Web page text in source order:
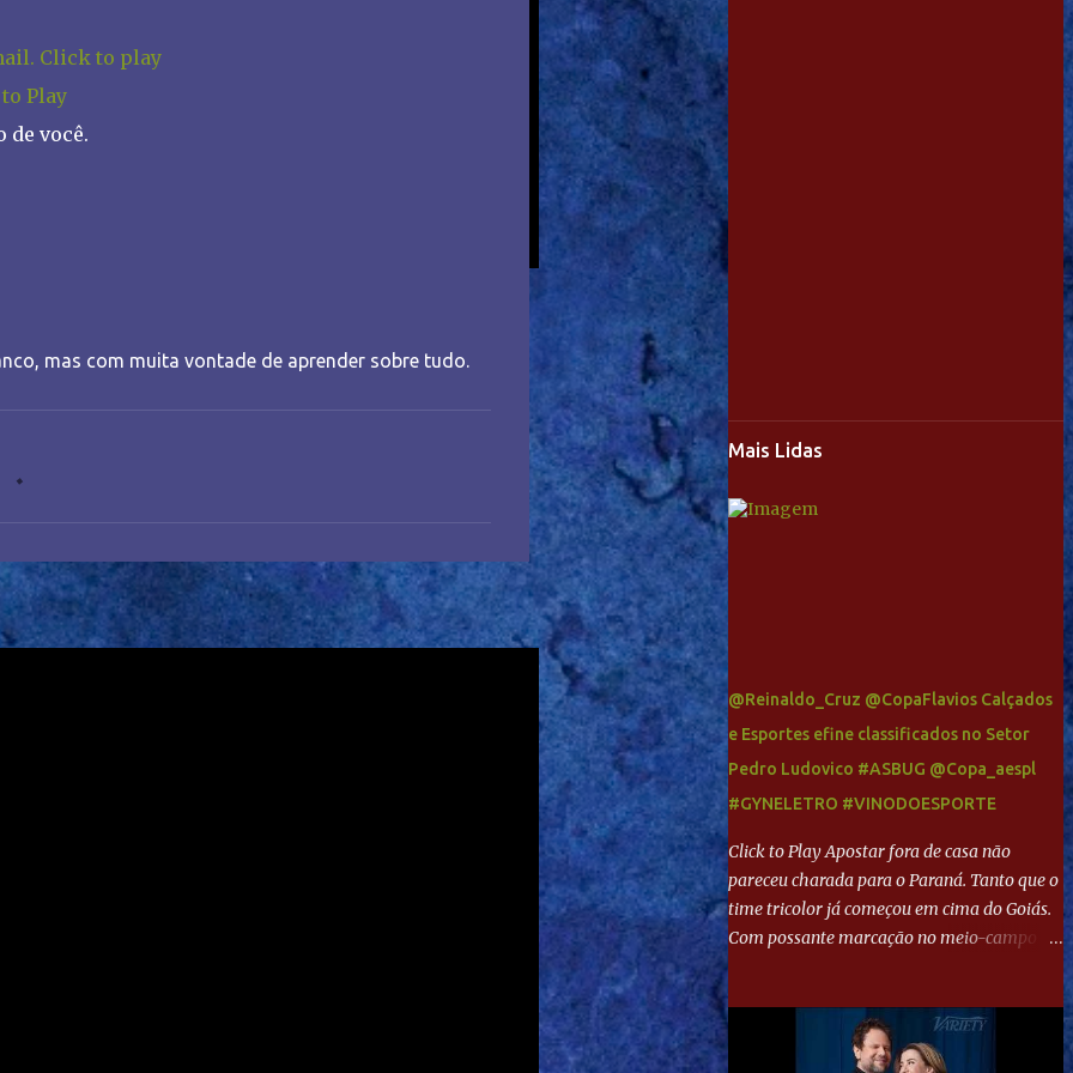
Play
de você.
mas com muita vontade de aprender sobre tudo.
Mais Lidas
@Reinaldo_Cruz @CopaFlavios Calçados
e Esportes efine classificados no Setor
Pedro Ludovico #ASBUG @Copa_aespl
#GYNELETRO #VINODOESPORTE
Click to Play Apostar fora de casa não
pareceu charada para o Paraná. Tanto que o
time tricolor já começou em cima do Goiás.
Com possante marcação no meio-campo e
direita, invadiu a área e bateu cruzado no
canto, sem chance para Harlei. Tal qual o